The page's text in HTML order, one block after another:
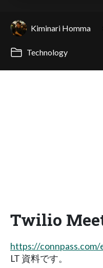
Kiminari Homma
Technology
Twilio
https://
LT 資料です。